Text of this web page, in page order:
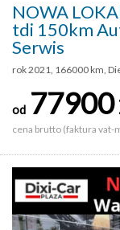
NOWA
tdi 150km
Serwis
rok 2021, 166000 km,
od 77900
cena brutto (faktura vat-